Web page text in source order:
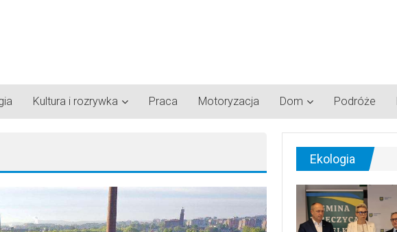
Kultura i rozrywka Praca Motoryzacja Dom Podróże
Ekologia